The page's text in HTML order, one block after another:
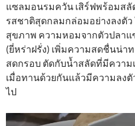
แซลมอนรมควัน เสิร์ฟพร้อมส
รสชาติสุดกลมกล่อมอย่างลงตั
สุขภาพ ความหอมจากตัวปลา
(ยี่หร่าฝรั่ง) เพิ่มความสดชื่นน่
สดกรอบ ตัดกับน้ำสลัดที่มีความ
เมื่อทานด้วยกันแล้วมีความลง
ไป